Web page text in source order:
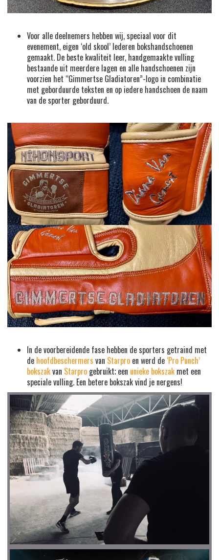
Voor alle deelnemers hebben wij, speciaal voor dit
evenement, eigen ‘old skool’ lederen bokshandschoenen
gemaakt. De beste kwaliteit leer, handgemaakte vulling
bestaande uit meerdere lagen en alle handschoenen zijn
voorzien het “Gimmertse Gladiatoren”-logo in combinatie
met geborduurde teksten en op iedere handschoen de naam
van de sporter geborduurd.
In de voorbereidende fase hebben de sporters getraind met
de hoofdbeschermers van Starpro en werd de ‘Pro Punch’
bokszakvan Starpro gebruikt; een unieke bokszak met een
speciale vulling. Een betere bokszak vind je nergens!